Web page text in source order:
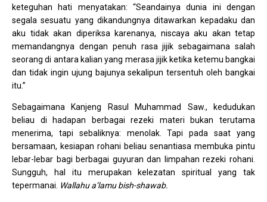
keteguhan hati menyatakan: “Seandainya dunia ini dengan
segala sesuatu yang dikandungnya ditawarkan kepadaku dan
aku tidak akan diperiksa karenanya, niscaya aku akan tetap
memandangnya dengan penuh rasa jijik sebagaimana salah
seorang di antara kalian yang merasa jijik ketika ketemu bangkai
dan tidak ingin ujung bajunya sekalipun tersentuh oleh bangkai
itu.”
Sebagaimana Kanjeng Rasul Muhammad Saw., kedudukan
beliau di hadapan berbagai rezeki materi bukan terutama
menerima, tapi sebaliknya: menolak. Tapi pada saat yang
bersamaan, kesiapan rohani beliau senantiasa membuka pintu
lebar-lebar bagi berbagai guyuran dan limpahan rezeki rohani.
Sungguh, hal itu merupakan kelezatan spiritual yang tak
tepermanai. Wallahu a’lamu bish-shawab.